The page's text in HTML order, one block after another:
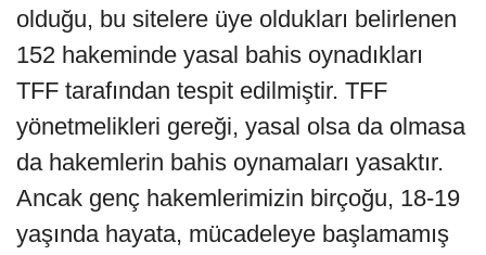
olduğu, bu sitelere üye oldukları belirlenen
152 hakeminde yasal bahis oynadıkları
TFF tarafından tespit edilmiştir. TFF
yönetmelikleri gereği, yasal olsa da olmasa
da hakemlerin bahis oynamaları yasaktır.
Ancak genç hakemlerimizin birçoğu, 18-19
yaşında hayata, mücadeleye başlamamış